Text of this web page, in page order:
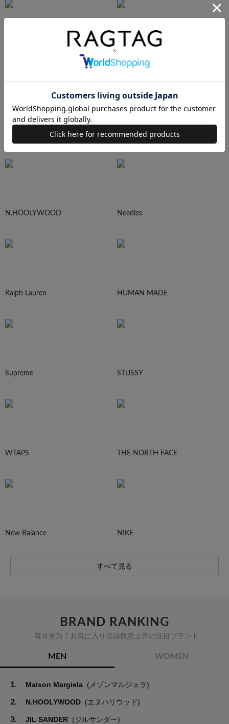
UNDERCOVER
N.HOOLYWOOD Needles
Ralph Lauren HUMAN MADE
Supreme STUSSY
WTAPS THE NORTH FACE
New Balance NIKE
すべて見る
BRAND RANKING
毎月更新！お気に入り登録数急上昇の注目ブランド
MEN WOMEN
1. Maison Margiela (メゾンマルジェラ)
2. N.HOOLYWOOD (エヌハリウッド)
3. JIL SANDER (ジルサンダー)